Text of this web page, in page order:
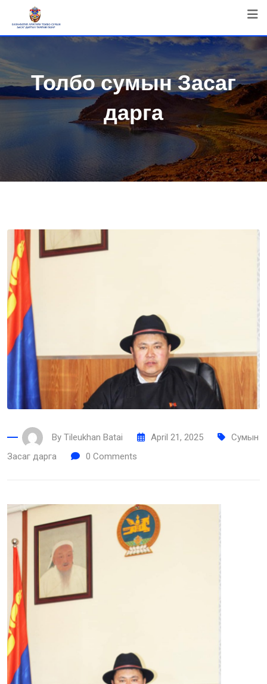
Толбо сумын Засаг
дарга
By Tileukhan Batai April 21, 2025
Сумын
Засаг дарга
0 Comments